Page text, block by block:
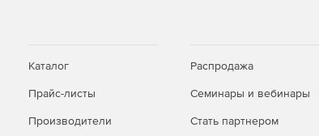
Каталог
Прайс-листы
Производители
Распродажа
Семинары и вебинары
Стать партнером